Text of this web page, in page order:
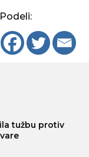
Podeli:
tužbu protiv